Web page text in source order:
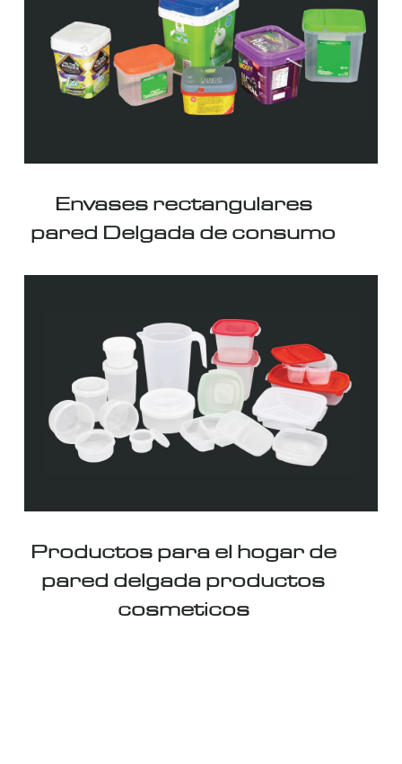
Envases rectangulares
pared Delgada de consumo
Productos para el hogar de
pared delgada productos
cosmeticos